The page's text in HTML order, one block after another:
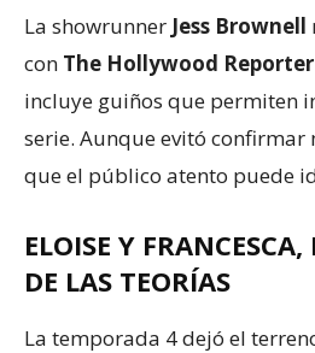
La showrunner Jess Brownell
con The Hollywood Reporter
incluye guiños que permiten
serie. Aunque evitó
que el público atento puede
ELOISE Y
DE LAS TEORÍAS
La temporada 4 dejó el